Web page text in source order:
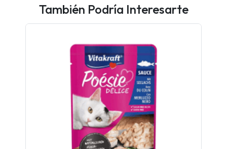
También Podría Interesarte